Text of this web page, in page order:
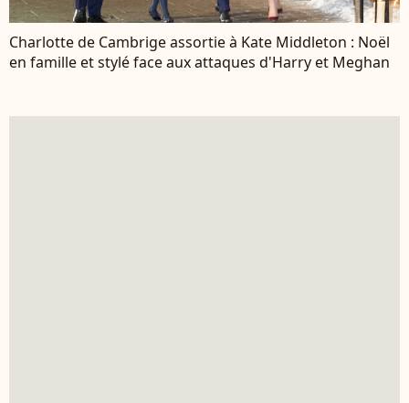
Charlotte de Cambrige assortie à Kate Middleton : Noël
en famille et stylé face aux attaques d'Harry et Meghan